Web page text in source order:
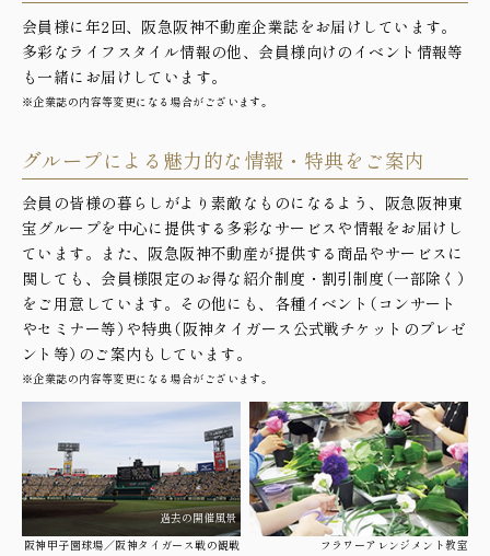
会員様に年2回、阪急阪神不動産企業誌をお届けしています。
多彩なライフスタイル情報の他、会員様向けのイベント情報等
も一緒にお届けしています。
※企業誌の内容等変更になる場合がございます。
グループによる魅力的な情報・特典をご案内
会員の皆様の暮らしがより素敵なものになるよう、阪急阪神東
宝グループを中心に提供する多彩なサービスや情報をお届けし
ています。また、阪急阪神不動産が提供する商品やサービスに
関しても、会員様限定のお得な紹介制度・割引制度（一部除く）
をご用意しています。その他にも、各種イベント（コンサート
やセミナー等）や特典（阪神タイガース公式戦チケットのプレゼ
ント等）のご案内もしています。
※企業誌の内容等変更になる場合がございます。
過去の開催風景
阪神甲子園球場／阪神タイガース戦の観戦
フラワーアレンジメント教室